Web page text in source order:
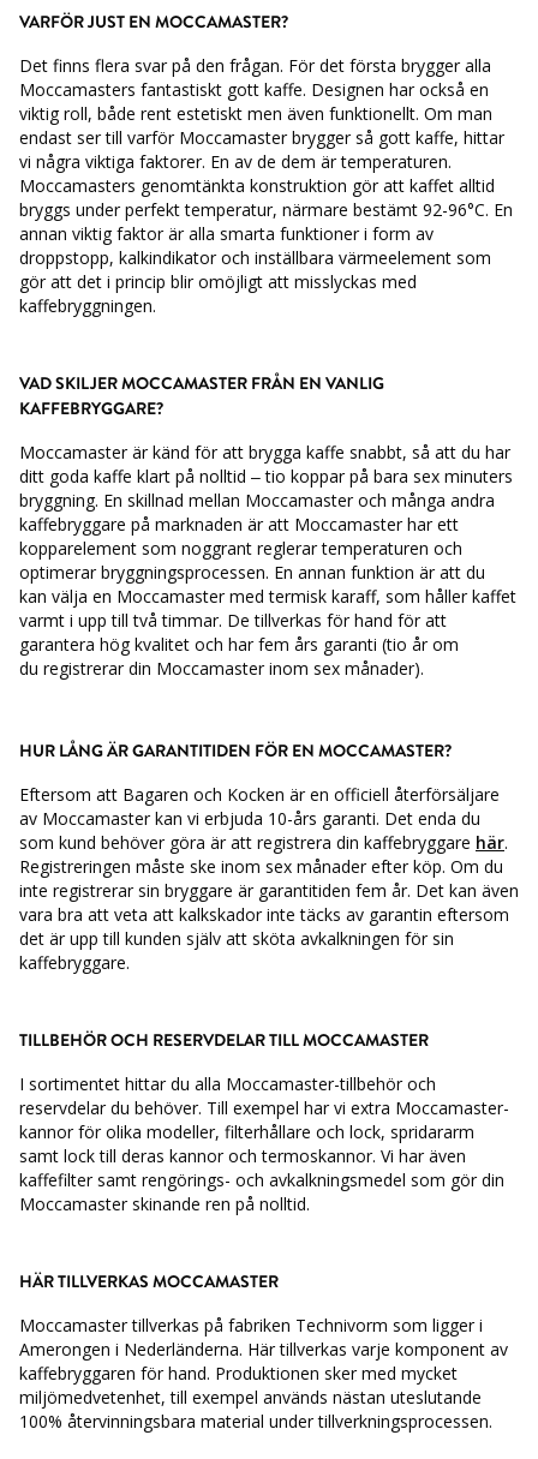
VARFÖR JUST EN MOCCAMASTER?
Det finns flera svar på den frågan. För det första brygger alla
Moccamasters fantastiskt gott kaffe. Designen har också en
viktig roll, både rent estetiskt men även funktionellt. Om man
endast ser till varför Moccamaster brygger så gott kaffe, hittar
vi några viktiga faktorer. En av de dem är temperaturen.
Moccamasters genomtänkta konstruktion gör att kaffet alltid
bryggs under perfekt temperatur, närmare bestämt 92-96°C. En
annan viktig faktor är alla smarta funktioner i form av
droppstopp, kalkindikator och inställbara värmeelement som
gör att det i princip blir omöjligt att misslyckas med
kaffebryggningen.
VAD SKILJER MOCCAMASTER FRÅN EN VANLIG
KAFFEBRYGGARE?
Moccamaster är känd för att brygga kaffe snabbt, så att du har
ditt goda kaffe klart på nolltid – tio koppar på bara sex minuters
bryggning. En skillnad mellan Moccamaster och många andra
kaffebryggare på marknaden är att Moccamaster har ett
kopparelement som noggrant reglerar temperaturen och
optimerar bryggningsprocessen. En annan funktion är att du
kan välja en Moccamaster med termisk karaff, som håller kaffet
varmt i upp till två timmar. Detillverkas för hand för att
garantera hög kvalitet och har fem års garanti (tio år om
du registrerar din Moccamaster inom sex månader).
HUR LÅNG ÄR GARANTITIDEN FÖR EN MOCCAMASTER?
Eftersom att Bagaren och Kocken är en officiell återförsäljare
av Moccamaster kan vi erbjuda 10-års garanti. Det enda du
som kund behöver göra är att registrera din kaffebryggare här.
Registreringen måste ske inom sex månader efter köp. Om du
inte registrerar sin bryggare är garantitiden fem år. Det kan även
vara bra att veta att kalkskador inte täcks av garantin eftersom
det är upp till kunden själv att sköta avkalkningen för sin
kaffebryggare.
TILLBEHÖR OCH RESERVDELAR TILL MOCCAMASTER
I sortimentet hittar du alla Moccamaster-tillbehör och
reservdelar du behöver. Till exempel har vi extra Moccamaster-
kannor för olika modeller, filterhållare och lock, spridararm
samt lock till deras kannor och termoskannor. Vi har även
kaffefilter samt rengörings- och avkalkningsmedel som gör din
Moccamaster skinande ren på nolltid.
HÄR TILLVERKAS MOCCAMASTER
Moccamaster tillverkas på fabriken Technivorm som ligger i
Amerongen i Nederländerna. Här tillverkas varje komponent av
kaffebryggaren för hand. Produktionen sker med mycket
miljömedvetenhet, till exempel används nästan uteslutande
100% återvinningsbara material under tillverkningsprocessen.